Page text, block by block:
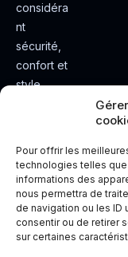
Pour offrir les
technologies telles
informations des
nous permettra de
de navigation ou les ID
consentir ou de retirer
sur certaines
considéra
nt
sécurité,
confort et
style.
e de
conduite
plus sûre
et plus
agréable.